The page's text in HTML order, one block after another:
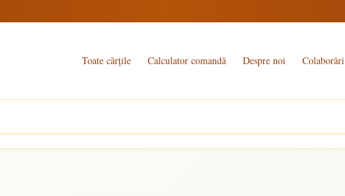
Toate cărțile Calculator comandă Despre noi Colaborări